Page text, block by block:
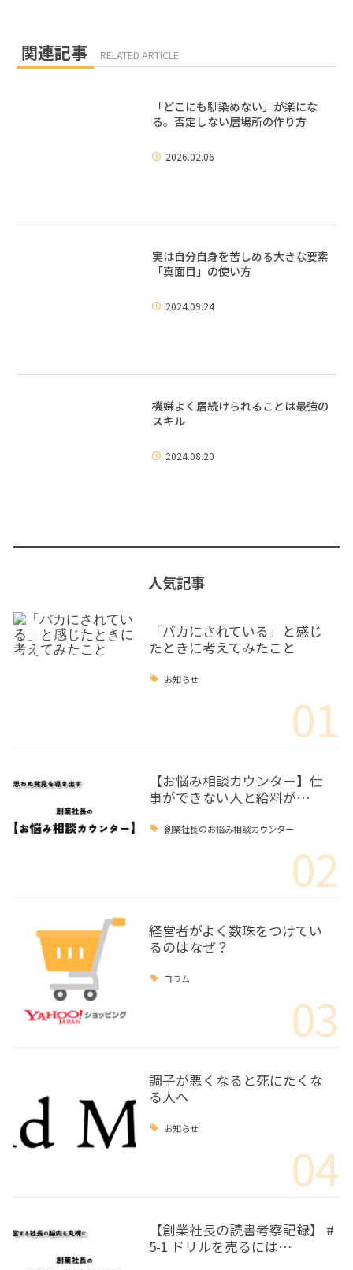
関連記事 RELATED ARTICLE
「どこにも馴染めない」が楽にな
る。否定しない居場所の作り方
2026.02.06
実は自分自身を苦しめる大きな要素
「真面目」の使い方
2024.09.24
機嫌よく居続けられることは最強の
スキル
2024.08.20
人気記事
「バカにされている」と感じ
たときに考えてみたこと
お知らせ
01
【お悩み相談カウンター】仕
事ができない人と給料が…
創業社長のお悩み相談カウンター
02
経営者がよく数珠をつけてい
るのはなぜ？
コラム
03
調子が悪くなると死にたくな
る人へ
お知らせ
04
【創業社長の読書考察記録】 #
5-1 ドリルを売るには…